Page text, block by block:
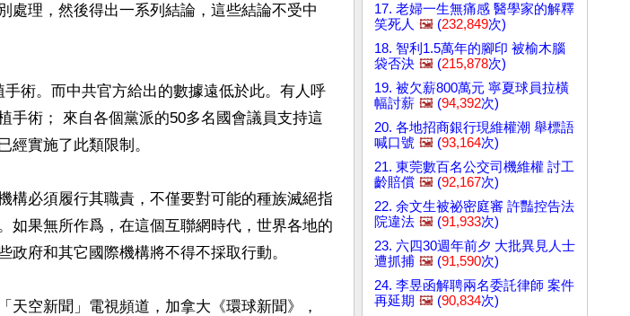
處理，然後得出一系列結論，這些結論不受中
術。而中共官方給出的數據遠低於此。有人呼
手術； 來自各個黨派的50多名國會議員支持這
經實施了此類限制。
構必須履行其職責，不僅要對可能的種族滅絕指
如果無所作爲，在這個互聯網時代，世界各地的
府和其它國際機構將不得不採取行動。
天空新聞」電視頻道，加拿大《環球新聞》，
17. 老婦一生無痛感 醫學家的解釋
笑死人 🖼️ (232,849次)
18. 智利1.5萬年的腳印 被榆木腦
袋否決 🖼️ (215,878次)
19. 被欠薪800萬元 寧夏球員拉橫
幅討薪 🖼️ (94,392次)
20. 各地招商銀行現維權潮 舉標語
喊口號 🖼️ (93,164次)
21. 東莞數百名公交司機維權 討工
齡賠償 🖼️ (92,167次)
22. 余文生被祕密庭審 許豔控告法
院違法 🖼️ (91,933次)
23. 六四30週年前夕 大批異見人士
遭抓捕 🖼️ (91,590次)
24. 李昱函解聘兩名委託律師 案件
再延期 🖼️ (90,834次)